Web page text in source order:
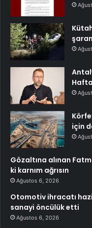
için
Gözaltına alınan
ki karnım ağrısın
Ağustos 6, 2026
Otomotiv ihracatı
sanayi öncülük etti
Ağustos 6, 2026